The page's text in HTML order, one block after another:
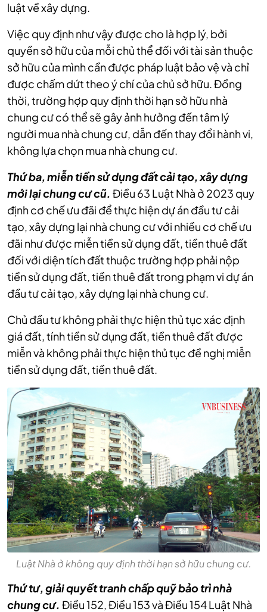
luật về xây dựng.
Việc quy định như vậy được cho là hợp lý, bởi
quyền sở hữu của mỗi chủ thể đối với tài sản thuộc
sở hữu của mình cần được pháp luật bảo vệ và chỉ
được chấm dứt theo ý chí của chủ sở hữu. Đồng
thời, trường hợp quy định thời hạn sở hữu nhà
chung cư có thể sẽ gây ảnh hưởng đến tâm lý
người mua nhà chung cư, dẫn đến thay đổi hành vi,
không lựa chọn mua nhà chung cư.
Thứ ba, miễn tiền sử dụng đất cải tạo, xây dựng
mới lại chung cư cũ. Điều 63 Luật Nhà ở 2023 quy
định cơ chế ưu đãi để thực hiện dự án đầu tư cải
tạo, xây dựng lại nhà chung cư với nhiều cơ chế ưu
đãi như được miễn tiền sử dụng đất, tiền thuê đất
đối với diện tích đất thuộc trường hợp phải nộp
tiền sử dụng đất, tiền thuê đất trong phạm vi dự án
đầu tư cải tạo, xây dựng lại nhà chung cư.
Chủ đầu tư không phải thực hiện thủ tục xác định
giá đất, tính tiền sử dụng đất, tiền thuê đất được
miễn và không phải thực hiện thủ tục đề nghị miễn
tiền sử dụng đất, tiền thuê đất.
Luật Nhà ở không quy định thời hạn sở hữu chung cư.
Thứ tư, giải quyết tranh chấp quỹ bảo trì nhà
chung cư. Điều 152, Điều 153 và Điều 154 Luật Nhà